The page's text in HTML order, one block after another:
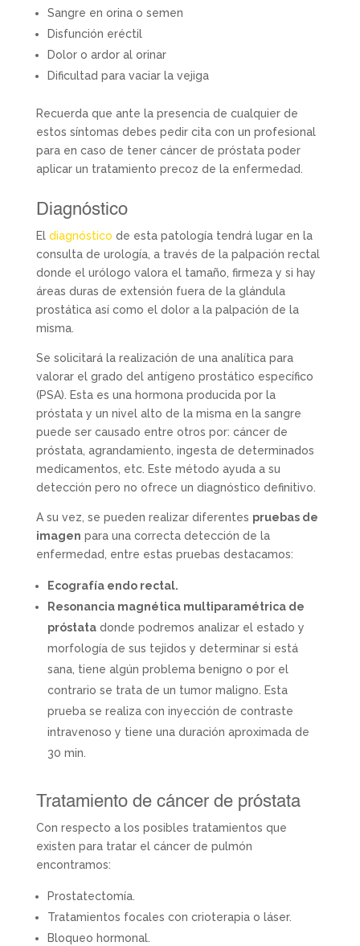
Sangre en orina o semen
Disfunción eréctil
Dolor o ardor al orinar
Dificultad para vaciar la vejiga
Recuerda que ante la presencia de cualquier de
estos síntomas debes pedir cita con un profesional
para en caso de tener cáncer de próstata poder
aplicar un tratamiento precoz de la enfermedad.
Diagnóstico
El diagnóstico de esta patología tendrá lugar en la
consulta de urología, a través de la palpación rectal
donde el urólogo valora el tamaño, firmeza y si hay
áreas duras de extensión fuera de la glándula
prostática así como el dolor a la palpación de la
misma.
Se solicitará la realización de una analítica para
valorar el grado del antígeno prostático específico
(PSA). Esta es una hormona producida por la
próstata y un nivel alto de la misma en la sangre
puede ser causado entre otros por: cáncer de
próstata, agrandamiento, ingesta de determinados
medicamentos, etc. Este método ayuda a su
detección pero no ofrece un diagnóstico definitivo.
A su vez, se pueden realizar diferentes pruebas de
imagen para una correcta detección de la
enfermedad, entre estas pruebas destacamos:
Ecografía endo rectal.
Resonancia magnética multiparamétrica de
próstatadonde podremos analizar el estado y
morfología de sus tejidos y determinar si está
sana, tiene algún problema benigno o por el
contrario se trata de un tumor maligno. Esta
prueba se realiza con inyección de contraste
intravenoso y tiene una duración aproximada de
30 min.
Tratamiento de cáncer de próstata
Con respecto a los posibles tratamientos que
existen para tratar el cáncer de pulmón
encontramos:
Prostatectomía.
Tratamientos focales con crioterapia o láser.
Bloqueo hormonal.